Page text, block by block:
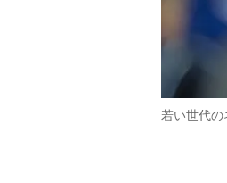
若い世代の